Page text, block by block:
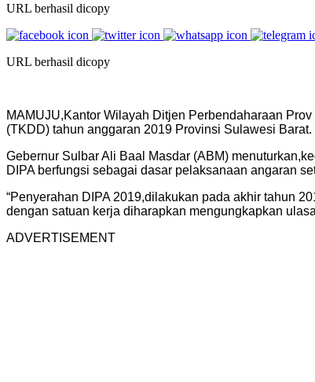
URL berhasil dicopy
URL berhasil dicopy
MAMUJU,Kantor Wilayah Ditjen Perbendaharaan
(TKDD) tahun anggaran 2019 Provinsi Sulawesi
Gebernur Sulbar Ali Baal Masdar (ABM)
DIPA berfungsi sebagai dasar pelaksanaan angaran
“Penyerahan DIPA 2019,dilakukan pada akhir tahun
dengan satuan kerja diharapkan mengungkapkan
ADVERTISEMENT